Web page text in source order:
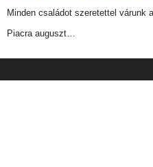
Minden családot szeretettel várunk
Piacra auguszt…